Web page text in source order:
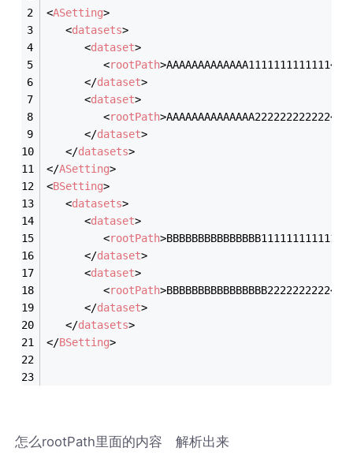
<ASetting>
<datasets>
<dataset>
<rootPath>AAAAAAAAAAAAA1111111111111<
</dataset>
<dataset>
<rootPath>AAAAAAAAAAAAAA222222222222<
</dataset>
</datasets>
</ASetting>
<BSetting>
<datasets>
<dataset>
<rootPath>
</dataset>
<dataset>
<rootPath>BBBBBBBBBBBBBBBB2222222222<
</dataset>
</datasets>
</BSetting>
怎么rootPath里面的内容 解析出来